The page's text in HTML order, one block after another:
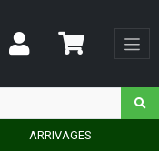
ARRIVAGES